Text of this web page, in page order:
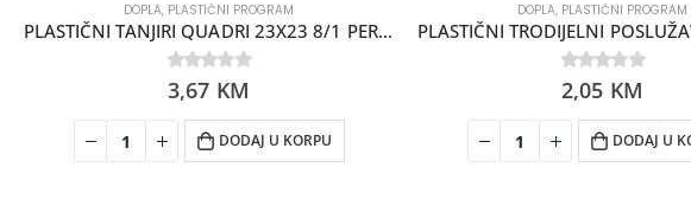
DOPLA, PLASTIČNI PROGRAM
PLASTIČNI TANJIRI QUADRI 23X23 8/1 PERLA
0out of 5
3,67 KM
DODAJ U KORPU
DOPLA, PLASTIČNI PROGRAM
0out of 5
2,05 KM
DODAJ U